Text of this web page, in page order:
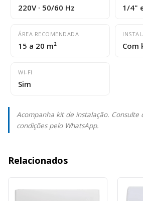
220V · 50/60 Hz 1/4"
ÁREA RECOMENDADA
15 a 20 m² Com
WI-FI
Sim
Acompanha kit de instalação. Consulte
condições pelo WhatsApp.
Relacionados